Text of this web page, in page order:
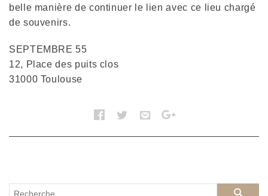
belle manière de continuer le lien avec ce lieu chargé
de souvenirs.
SEPTEMBRE 55
12, Place des puits clos
31000 Toulouse